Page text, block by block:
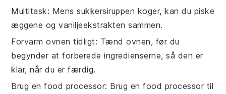
Multitask: Menssukkersiruppen koger, kan du piske
æggene ogvaniljeekstrakten sammen.
Forvarm ovnen tidligt: Tænd ovnen, før du
begynder at forberede ingredienserne, så den er
klar, når du er færdig.
Brug en food processor: Brug enfood processor til